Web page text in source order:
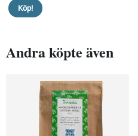
Köp!
Andra köpte även